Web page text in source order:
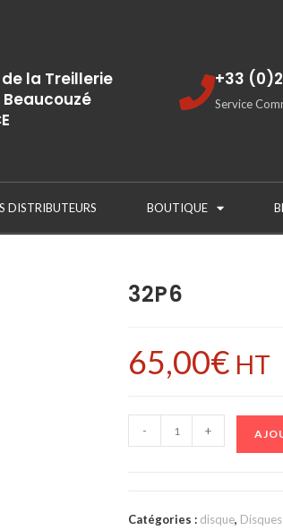
de la Treillerie
+33
Service
DISTRIBUTEURS BOUTIQUE
32P6
65,00€ HT
- +
Catégories : disque,